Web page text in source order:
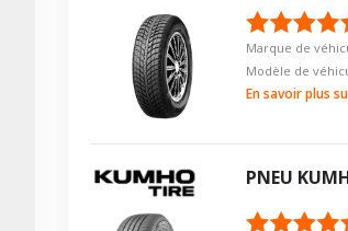
Taille de la tête de boulon
Force de rotation du boulon
Pour la visserie, afin de garantir une
Marque de
Modèle de
En savoir plus
PNEU